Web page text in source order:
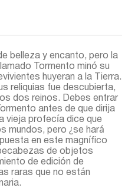
belleza y encanto, pero la
Tormento minó su
huyeran a la Tierra.
reliquias fue descubierta,
dos reinos. Debes entrar
antes de que dirija
vieja profecía dice que
mundos, pero ¿se hará
en este magnífico
de objetos
de edición de
raras que no están